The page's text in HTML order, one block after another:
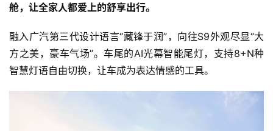
舱，让全家人都爱上的舒享出行。
融入广汽第三代设计语言“藏锋于润”，向往S9外观尽显“大
方之美，豪车气场”。车尾的AI光幕智能尾灯，支持8+N种
智慧灯语自由切换，让车成为表达情感的工具。